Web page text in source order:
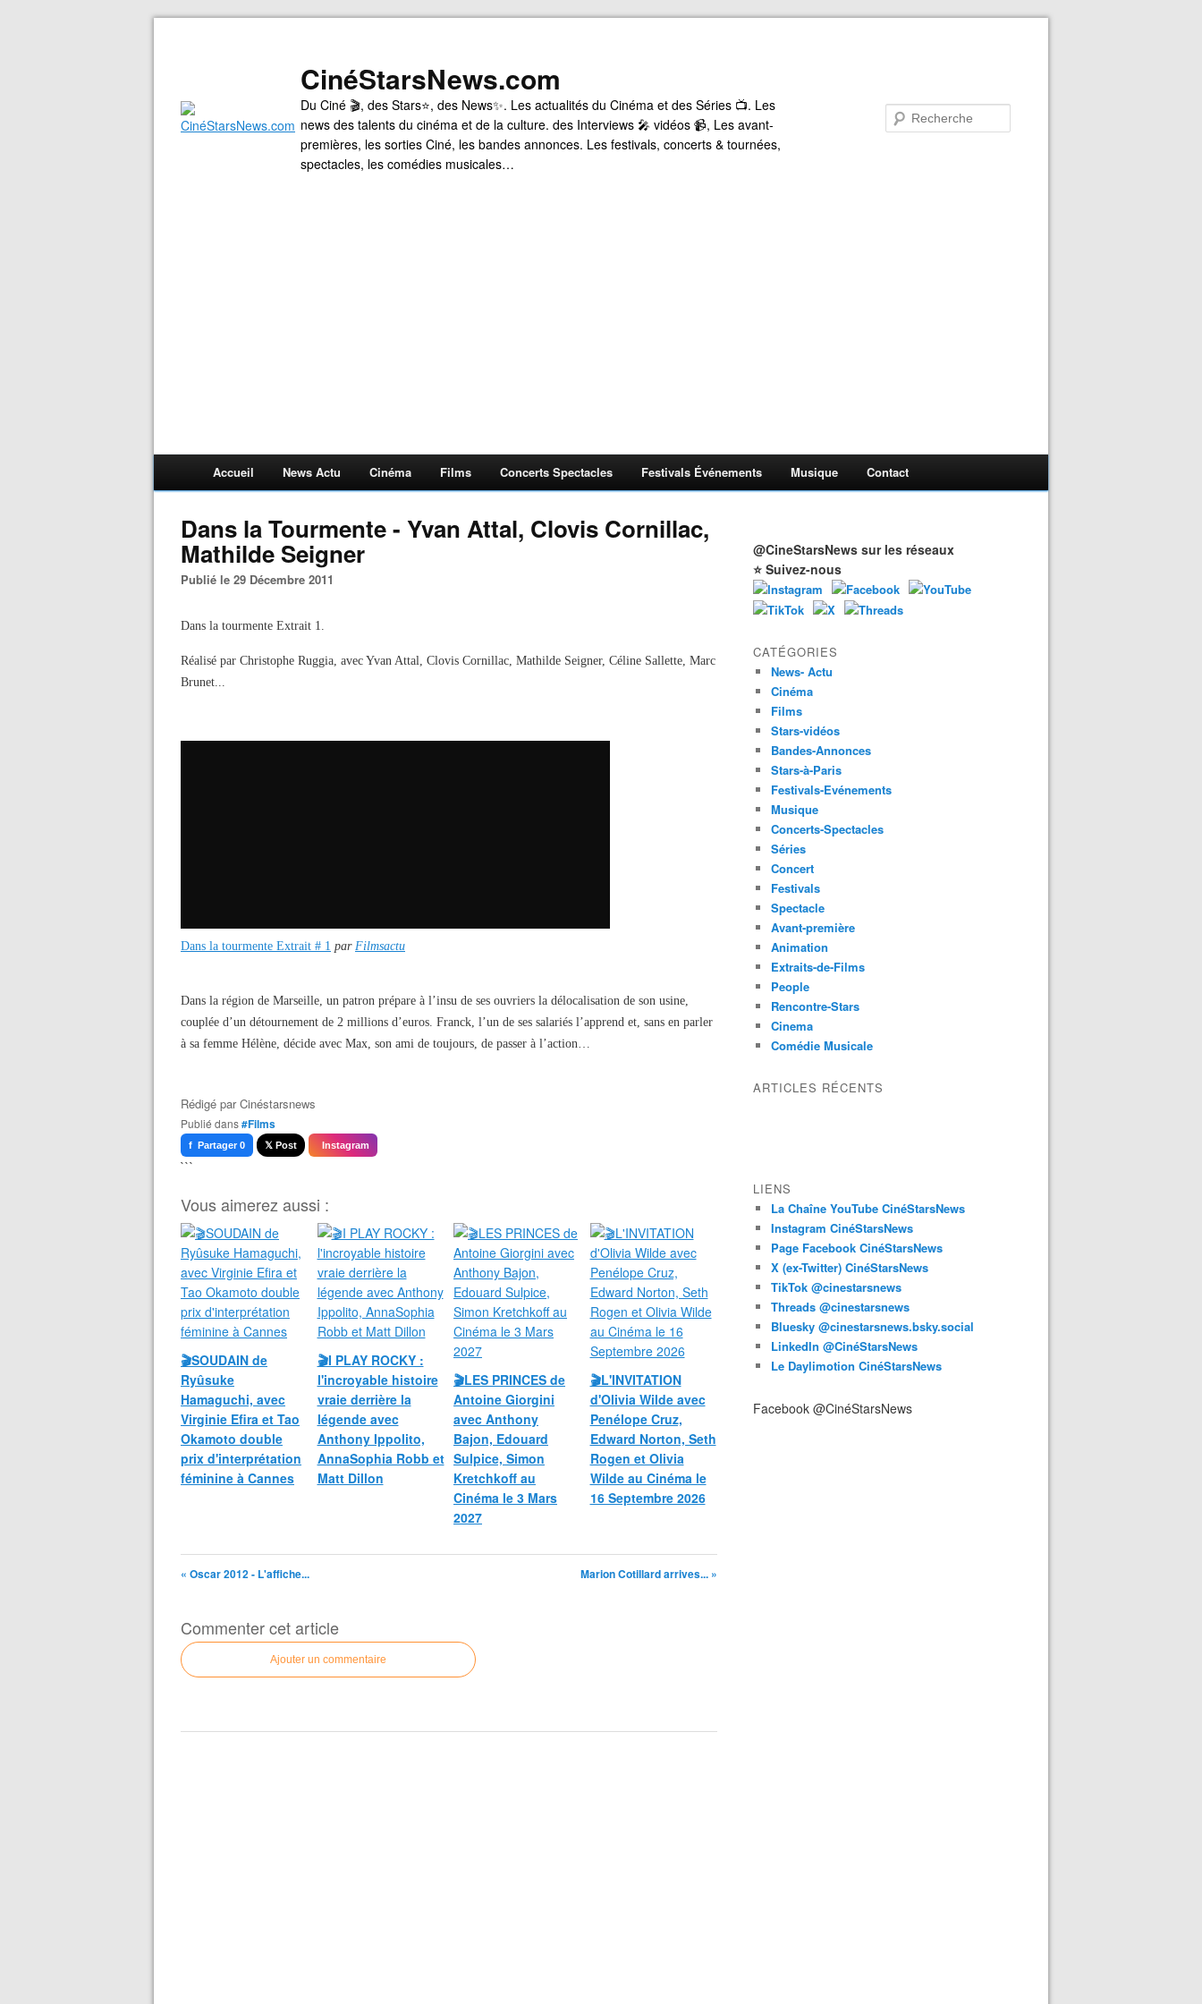
CinéStarsNews.com
Du Ciné 🎬, des Stars⭐, des News✨. Les actualités du Cinéma et des Séries 📺. Les
news des talents du cinéma et de la culture. des Interviews 🎤 vidéos 📹, Les avant-
premières, les sorties Ciné, les bandes annonces. Les festivals, concerts & tournées,
spectacles, les comédies musicales…
Accueil News Actu Cinéma Films Concerts Spectacles Festivals Événements Musique Contact
Dans la Tourmente - Yvan Attal, Clovis Cornillac,
Mathilde Seigner
Publié le 29 Décembre 2011
Dans la tourmente Extrait 1.
Réalisé par Christophe Ruggia, avec Yvan Attal, Clovis Cornillac, Mathilde Seigner, Céline Sallette, Marc
Brunet...
Dans la tourmente Extrait # 1 par Filmsactu
Dans la région de Marseille, un patron prépare à l’insu de ses ouvriers la délocalisation de son usine,
couplée d’un détournement de 2 millions d’euros. Franck, l’un de ses salariés l’apprend et, sans en parler
à sa femme Hélène, décide avec Max, son ami de toujours, de passer à l’action…
Rédigé parCinéstarsnews
Publié dans#Films
f Partager 0 𝕏 Post Instagram
```
Vous aimerez aussi :
🎬SOUDAIN de
Ryûsuke
Hamaguchi, avec
Virginie Efira et Tao
Okamoto double
prix d'interprétation
féminine à Cannes
🎬I PLAY ROCKY :
l'incroyable histoire
vraie derrière la
légende avec
Anthony Ippolito,
AnnaSophia Robb et
Matt Dillon
🎬LES PRINCES de
Antoine Giorgini
avec Anthony
Bajon, Edouard
Sulpice, Simon
Kretchkoff au
Cinéma le 3 Mars
2027
🎬L'INVITATION
d'Olivia Wilde avec
Penélope Cruz,
Edward Norton, Seth
Rogen et Olivia
Wilde au Cinéma le
16 Septembre 2026
« Oscar 2012 - L'affiche... Marion Cotillard arrives... »
Commenter cet article
Ajouter un commentaire
@CineStarsNews sur les réseaux
⭐ Suivez-nous
CATÉGORIES
News- Actu
Cinéma
Films
Stars-vidéos
Bandes-Annonces
Stars-à-Paris
Festivals-Evénements
Musique
Concerts-Spectacles
Séries
Concert
Festivals
Spectacle
Avant-première
Animation
Extraits-de-Films
People
Rencontre-Stars
Cinema
Comédie Musicale
ARTICLES RÉCENTS
LIENS
La Chaîne YouTube CinéStarsNews
Instagram CinéStarsNews
Page Facebook CinéStarsNews
X (ex-Twitter) CinéStarsNews
TikTok @cinestarsnews
Threads @cinestarsnews
Bluesky @cinestarsnews.bsky.social‬
LinkedIn @CinéStarsNews
Le Daylimotion CinéStarsNews
Facebook @CinéStarsNews